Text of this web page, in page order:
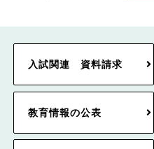
入試関連 資料請求
教育情報の公表